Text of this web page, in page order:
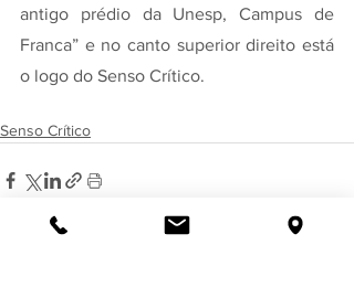
antigo prédio da Unesp, Campus de
Franca” e no canto superior direito está
o logo do Senso Crítico.
Senso Crítico